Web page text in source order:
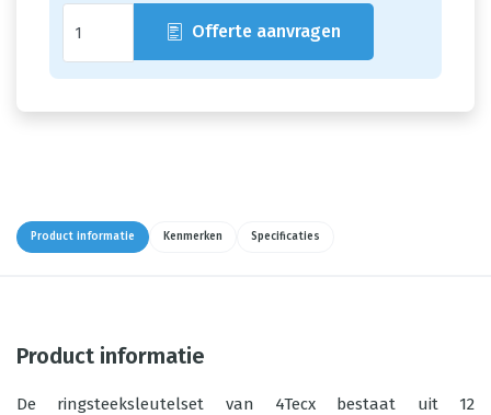
Offerte aanvragen
Product informatie Kenmerken Specificaties
Product informatie
De ringsteeksleutelset van 4Tecx bestaat uit 12